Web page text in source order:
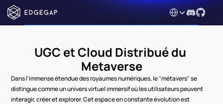
Select Language
UGC et Cloud Distribué du
Metaverse
Dans l'immense étendue des royaumes numériques, le "métavers" se
distingue comme un univers virtuel immersif où les utilisateurs peuvent
interagir, créer et explorer. Cet espace en constante évolution est